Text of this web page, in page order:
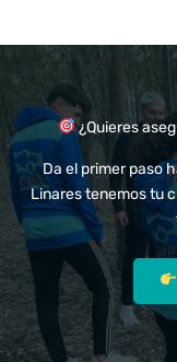
¿Quieres
Da el primer paso
Linares tenemos tu